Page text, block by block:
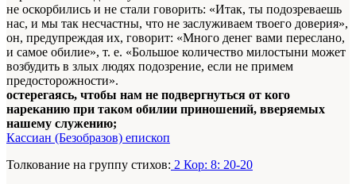
не оскорбились и не стали говорить: «Итак, ты подозреваешь
нас, и мы так несчастны, что не заслуживаем твоего доверия»,
он, предупреждая их, говорит: «Много денег вами переслано,
и самое обилие», т. е. «Большое количество милостыни может
возбудить в злых людях подозрение, если не примем
предосторожности».
остерегаясь, чтобы нам не подвергнуться от кого
нареканию при таком обилии приношений, вверяемых
нашему служению;
Кассиан (Безобразов) епископ
Толкование на группу стихов: 2 Кор: 8: 20-20